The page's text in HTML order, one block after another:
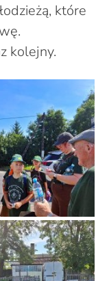
które
kolejny.